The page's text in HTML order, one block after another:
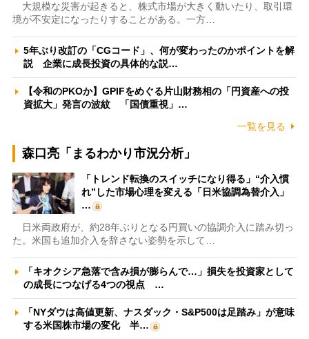
大規模な災害が起きると、株式市場が大きく動いたり、取引環
境が不安定になったりすることがある。一方…
5年ぶり改訂の「CGコード」、何が変わったのかポイントを解
説 企業に成長投資の具体的な説…
【令和のPKOか】GPIFをめぐる片山財務相の「円資産への投
資拡大」発言の波紋 「国債重視」…
一覧を見る
森口亮「まるわかり市況分析」
「トレンド転換のスイッチになり得る」“介入慣
れ”した市場心理を変える「日米協調為替介入」
…
日米両政府が、約28年ぶりとなる円買いの協調介入に踏み切っ
た。米国も追加介入を辞さない姿勢を示して…
「キオクシア急落で含み損が膨らんで…」損失を投資家として
の成長につなげる4つの視点 …
「NYダウは高値更新、ナスダック・S&P500は足踏み」が意味
する米国株市場の変化 半…